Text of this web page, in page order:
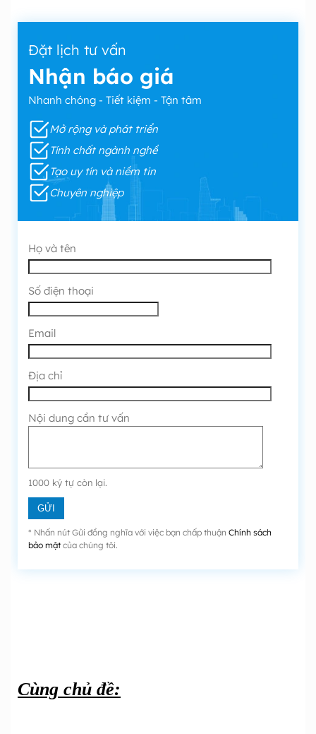
Đặt lịch tư vấn
Nhận báo giá
Nhanh chóng - Tiết kiệm - Tận tâm
Mở rộng và phát triển
Tính chất ngành nghề
Tạo uy tín và niềm tin
Chuyên nghiệp
Họ và tên
Số điện thoại
Email
Địa chỉ
Nội dung cần tư vấn
1000 ký tự còn lại.
* Nhấn nút Gửi đồng nghĩa với việc bạn chấp thuận Chính sách
bảo mậtcủa chúng tôi.
Cùng chủ đề: